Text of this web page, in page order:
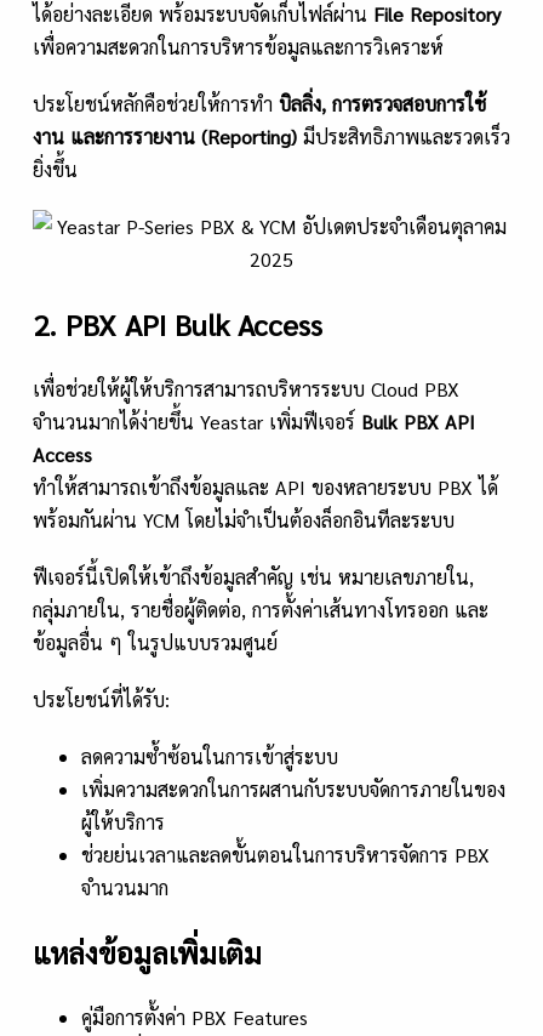
ได้อย่างละเอียด พร้อมระบบจัดเก็บไฟล์ผ่าน File Repository
เพื่อความสะดวกในการบริหารข้อมูลและการวิเคราะห์
ประโยชน์หลักคือช่วยให้การทำ บิลลิ่ง, การตรวจสอบการใช้
งาน และการรายงาน (Reporting) มีประสิทธิภาพและรวดเร็ว
ยิ่งขึ้น
2. PBX API Bulk Access
เพื่อช่วยให้ผู้ให้บริการสามารถบริหารระบบ Cloud PBX
จำนวนมากได้ง่ายขึ้น Yeastar เพิ่มฟีเจอร์ Bulk PBX API
Access
ทำให้สามารถเข้าถึงข้อมูลและ API ของหลายระบบ PBX ได้
พร้อมกันผ่าน YCM โดยไม่จำเป็นต้องล็อกอินทีละระบบ
ฟีเจอร์นี้เปิดให้เข้าถึงข้อมูลสำคัญ เช่น หมายเลขภายใน,
กลุ่มภายใน, รายชื่อผู้ติดต่อ, การตั้งค่าเส้นทางโทรออก และ
ข้อมูลอื่น ๆ ในรูปแบบรวมศูนย์
ประโยชน์ที่ได้รับ:
ลดความซ้ำซ้อนในการเข้าสู่ระบบ
เพิ่มความสะดวกในการผสานกับระบบจัดการภายในของ
ผู้ให้บริการ
ช่วยย่นเวลาและลดขั้นตอนในการบริหารจัดการ PBX
จำนวนมาก
แหล่งข้อมูลเพิ่มเติม
คู่มือการตั้งค่า PBX Features